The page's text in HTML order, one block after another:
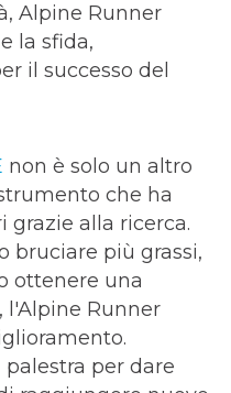
Alpine Runner
la sfida,
il successo del
non è solo un altro
che ha
alla ricerca.
bruciare più grassi,
ottenere una
l'Alpine Runner
per dare